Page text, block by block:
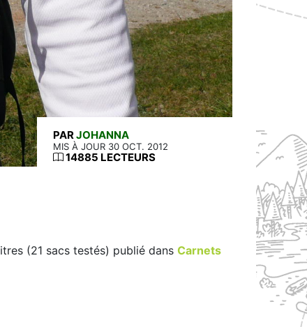
PARJOHANNA
MIS À JOUR 30 OCT. 2012
14885 LECTEURS
(21 sacs testés) publié dans Carnets